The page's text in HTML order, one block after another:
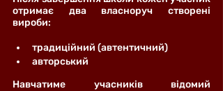
отримає два власноруч створені
вироби:
традиційний (автентичний)
авторський
Навчатиме учасників відомий